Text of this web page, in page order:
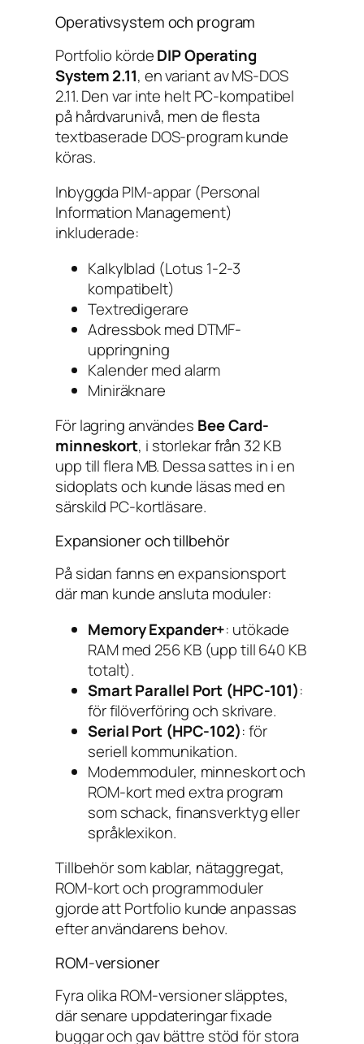
Operativsystem och program
Portfolio kördeDIP Operating
System 2.11, en variant av MS-DOS
2.11. Den var inte helt PC-kompatibel
på hårdvarunivå, men de flesta
textbaserade DOS-program kunde
köras.
Inbyggda PIM-appar (Personal
Information Management)
inkluderade:
Kalkylblad (Lotus 1-2-3
kompatibelt)
Textredigerare
Adressbok med DTMF-
uppringning
Kalender med alarm
Miniräknare
För lagring användes Bee Card-
minneskort, i storlekar från 32 KB
upp till flera MB. Dessa sattes in i en
sidoplats och kunde läsas med en
särskild PC-kortläsare.
Expansioner och tillbehör
På sidan fanns en expansionsport
där man kunde ansluta moduler:
Memory Expander+: utökade
RAM med 256 KB (upp till 640 KB
totalt).
Smart Parallel Port (HPC-101):
för filöverföring och skrivare.
Serial Port (HPC-102): för
seriell kommunikation.
Modemmoduler, minneskort och
ROM-kort med extra program
som schack, finansverktyg eller
språklexikon.
Tillbehör som kablar, nätaggregat,
ROM-kort och programmoduler
gjorde att Portfolio kunde anpassas
efter användarens behov.
ROM-versioner
Fyra olika ROM-versioner släpptes,
där senare uppdateringar fixade
buggar och gav bättre stöd för stora